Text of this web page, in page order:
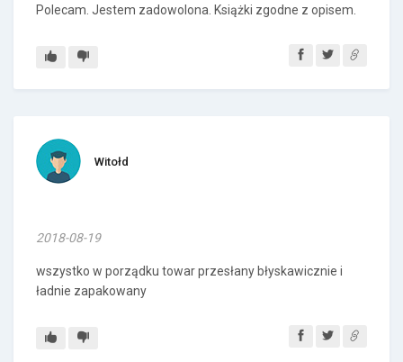
Polecam. Jestem zadowolona. Książki zgodne z opisem.
Witołd
2018-08-19
wszystko w porządku towar przesłany błyskawicznie i
ładnie zapakowany